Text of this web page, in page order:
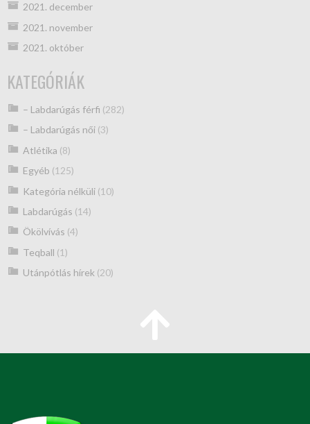
2021. december
2021. november
2021. október
KATEGÓRIÁK
– Labdarúgás férfi (282)
– Labdarúgás női(3)
Atlétika (8)
Egyéb (125)
Kategória nélküli(10)
Labdarúgás (14)
Ökölvívás (4)
Teqball (1)
Utánpótlás hírek (20)